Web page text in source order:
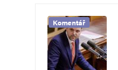
Komentář